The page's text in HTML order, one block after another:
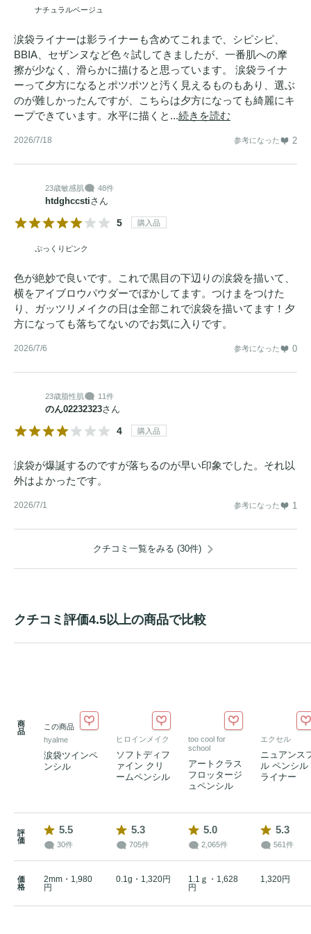
ナチュラルベージュ
涙袋ライナーは影ライナーも含めてこれまで、シピシピ、
BBIA、セザンヌなど色々試してきましたが、一番肌への摩
擦が少なく、滑らかに描けると思っています。 涙袋ライナ
ーって夕方になるとポツポツと汚く見えるものもあり、選ぶ
のが難しかったんですが、こちらは夕方になっても綺麗にキ
ープできています。水平に描くと...続きを読む
2026/7/18 参考になった 2
23歳敏感肌 48件
htdghccstiさん
5 購入品
ぷっくりピンク
色が絶妙で良いです。これで黒目の下辺りの涙袋を描いて、
横をアイブロウパウダーでぼかしてます。つけまをつけた
り、ガッツリメイクの日は全部これで涙袋を描いてます！夕
方になっても落ちてないのでお気に入りです。
2026/7/6 参考になった 0
23歳脂性肌 11件
のん02232323さん
4 購入品
涙袋が爆誕するのですが落ちるのが早い印象でした。それ以
外はよかったです。
2026/7/1 参考になった 1
クチコミ一覧をみる (30件)
クチコミ評価4.5以上の商品で比較
商
品
この商品
hyalme
涙袋ツインペ
ンシル
ヒロインメイク
ソフトディフ
ァイン クリ
ームペンシル
too cool for
school
アートクラス
フロッタージ
ュペンシル
エクセル
ニュアンス
ル ペンシル
ライナー
評
価
5.5
30件
5.3
705件
5.0
2,065件
5.3
561件
価
格
2mm・1,980
円
0.1g・1,320円
1.1ｇ・1,628
円
1,320円